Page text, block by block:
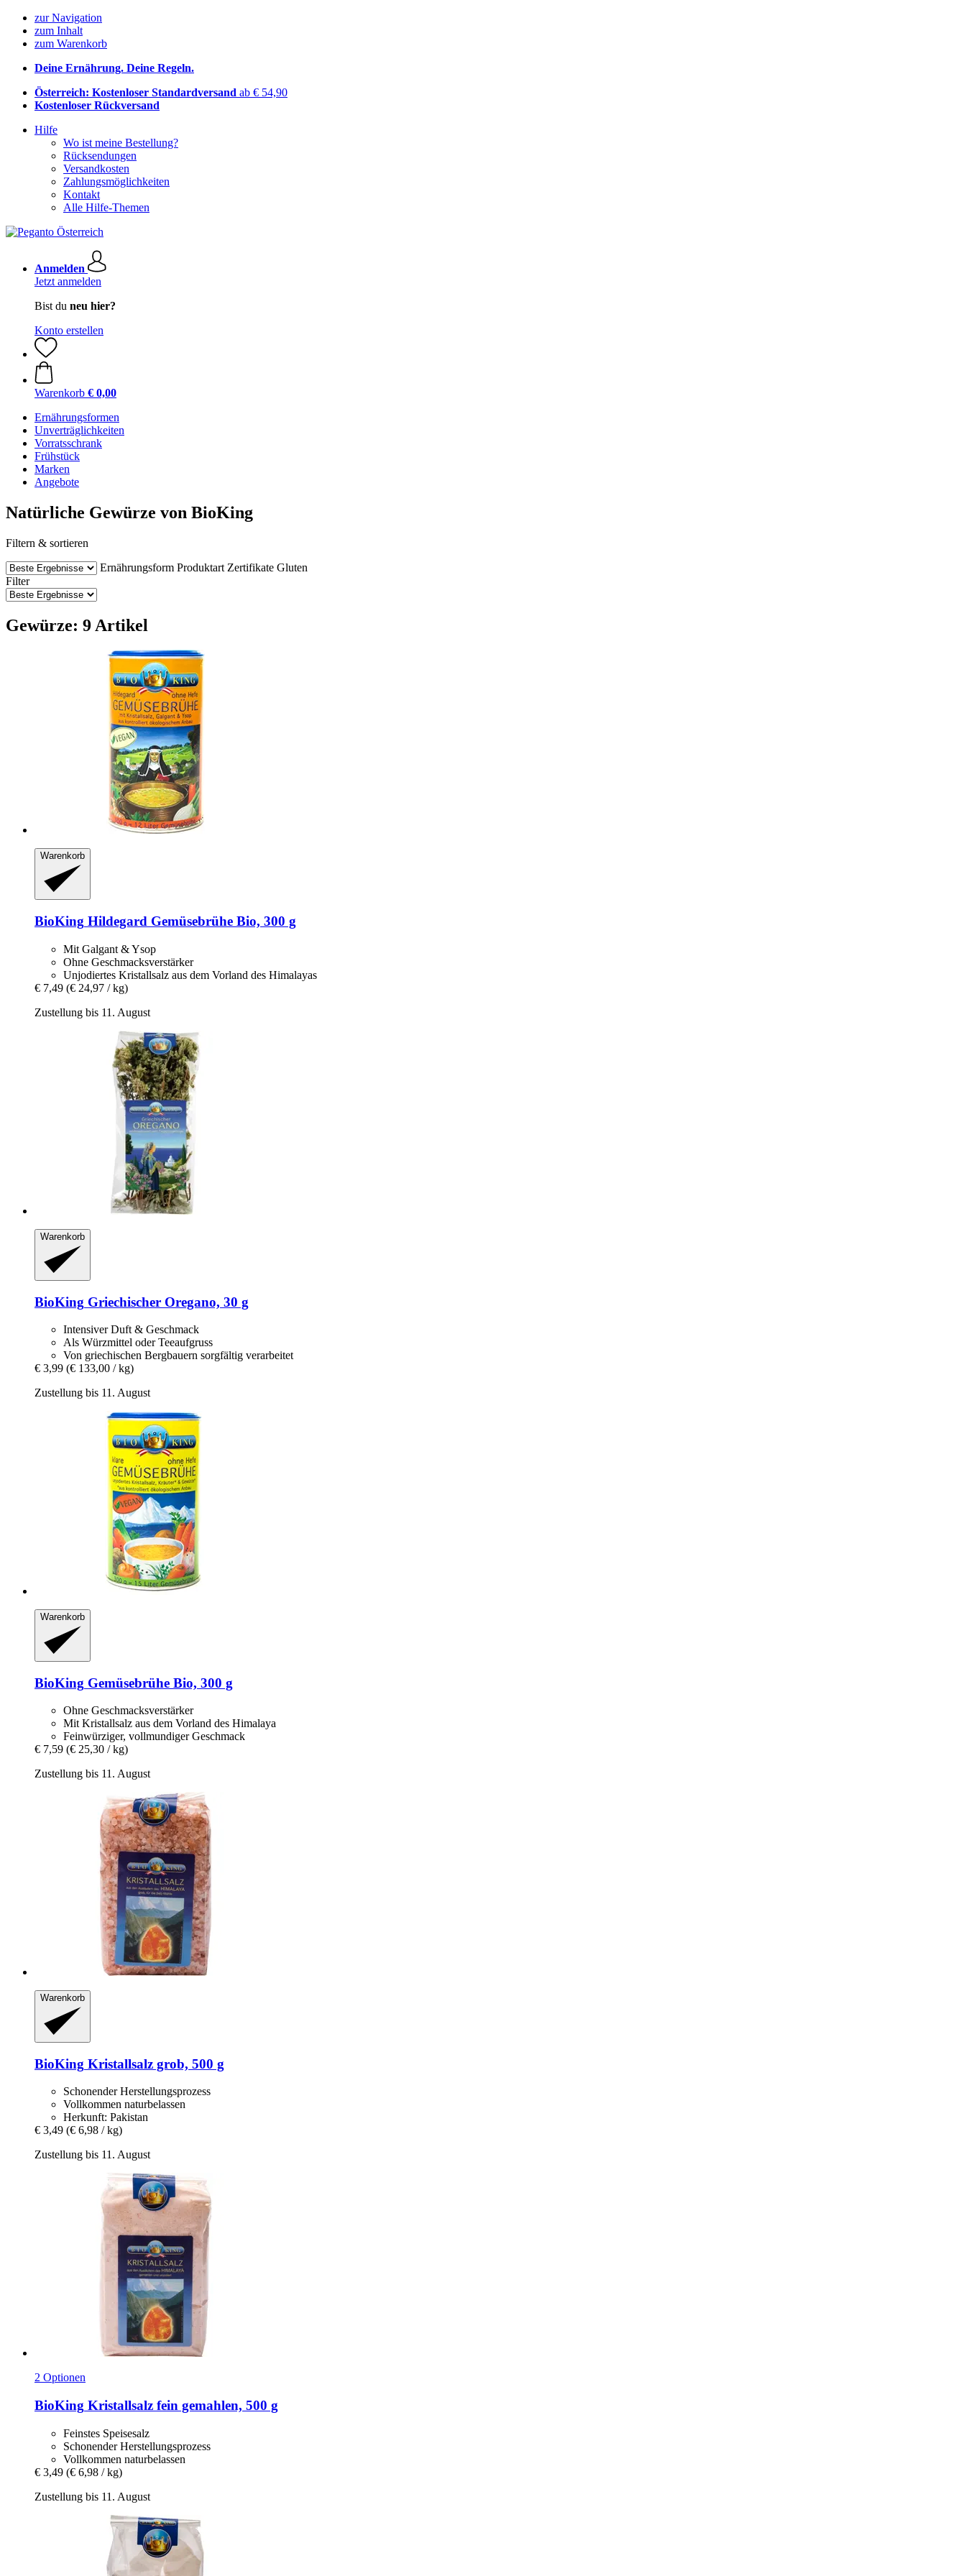
zur Navigation
zum Inhalt
zum Warenkorb
Deine Ernährung. Deine Regeln.
Österreich: Kostenloser Standardversand ab € 54,90
Kostenloser Rückversand
Hilfe
Wo ist meine Bestellung?
Rücksendungen
Versandkosten
Zahlungsmöglichkeiten
Kontakt
Alle Hilfe-Themen
Anmelden
Jetzt anmelden
Bist du neu hier?
Konto erstellen
Warenkorb € 0,00
Ernährungsformen
Unverträglichkeiten
Vorratsschrank
Frühstück
Marken
Angebote
Natürliche Gewürze von BioKing
Filtern & sortieren
Ernährungsform Produktart Zertifikate Gluten
Filter
Gewürze: 9 Artikel
Warenkorb
BioKing Hildegard Gemüsebrühe Bio, 300 g
Mit Galgant & Ysop
Ohne Geschmacksverstärker
Unjodiertes Kristallsalz aus dem Vorland des Himalayas
€ 7,49 (€ 24,97 / kg)
Zustellung bis 11. August
Warenkorb
BioKing Griechischer Oregano, 30 g
Intensiver Duft & Geschmack
Als Würzmittel oder Teeaufgruss
Von griechischen Bergbauern sorgfältig verarbeitet
€ 3,99 (€ 133,00 / kg)
Zustellung bis 11. August
Warenkorb
BioKing Gemüsebrühe Bio, 300 g
Ohne Geschmacksverstärker
Mit Kristallsalz aus dem Vorland des Himalaya
Feinwürziger, vollmundiger Geschmack
€ 7,59 (€ 25,30 / kg)
Zustellung bis 11. August
Warenkorb
BioKing Kristallsalz grob, 500 g
Schonender Herstellungsprozess
Vollkommen naturbelassen
Herkunft: Pakistan
€ 3,49 (€ 6,98 / kg)
Zustellung bis 11. August
2 Optionen
BioKing Kristallsalz fein gemahlen, 500 g
Feinstes Speisesalz
Schonender Herstellungsprozess
Vollkommen naturbelassen
€ 3,49 (€ 6,98 / kg)
Zustellung bis 11. August